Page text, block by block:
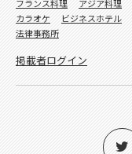
フランス料理
アジア料理
カラオケ
ビジネスホテル
法律事務所
掲載者ログイン